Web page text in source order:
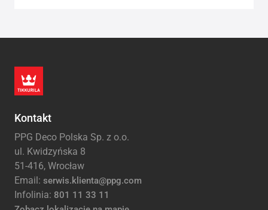
Kontakt
PPG Deco Polska Sp. z o.o.
ul. Kwidzyńska 8
51-416, Wrocław
Email: serwis.klienta@ppg.com
Infolinia: 801 11 33 11